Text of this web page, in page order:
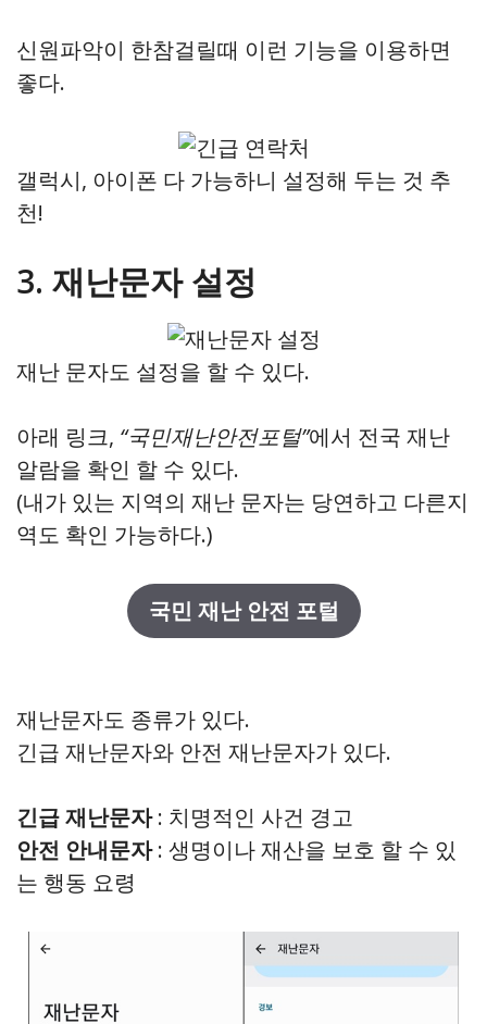
신원파악이 한참걸릴때 이런 기능을 이용하면
좋다.
갤럭시, 아이폰 다 가능하니 설정해 두는 것 추
천!
3. 재난문자 설정
재난 문자도 설정을 할 수 있다.
아래 링크, “국민재난안전포털”에서 전국 재난
알람을 확인 할 수 있다.
(내가 있는 지역의 재난 문자는 당연하고 다른지
역도 확인 가능하다.)
국민 재난 안전 포털
재난문자도 종류가 있다.
긴급 재난문자와 안전 재난문자가 있다.
긴급 재난문자: 치명적인 사건 경고
안전 안내문자: 생명이나 재산을 보호 할 수 있
는 행동 요령